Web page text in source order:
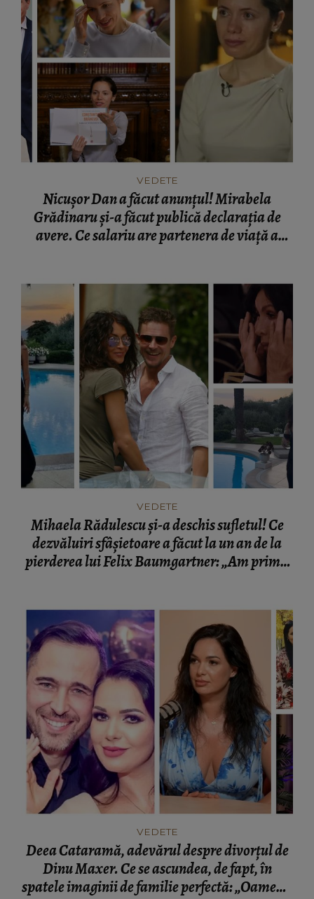
VEDETE
Nicușor Dan a făcut anunțul! Mirabela
Grădinaru și-a făcut publică declarația de
avere. Ce salariu are partenera de viață a
VEDETE
Mihaela Rădulescu și-a deschis sufletul! Ce
dezvăluiri sfâșietoare a făcut la un an de la
pierderea lui Felix Baumgartner: „Am primit
VEDETE
Deea Cataramă, adevărul despre divorțul de
Dinu Maxer. Ce se ascundea, de fapt, în
spatele imaginii de familie perfectă: „Oamenii